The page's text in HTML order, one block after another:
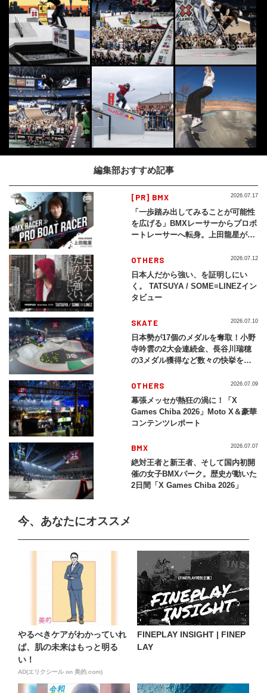
編集部おすすめ記事
[PR] BMX
「一歩踏み出してみることが可能性
を広げる」BMXレーサーからプロボ
ートレーサーへ転身。上田龍星が体
2026.07.17
OTHERS
日本人だから強い、を証明しにい
く。 TATSUYA / SOME≡LINEZイン
タビュー
2026.07.12
SKATE
日本勢が17個のメダルを奪取！小野
寺吟雲の2大会連続金、長谷川瑞穂
の3メダル獲得など数々の快挙をプ
2026」
2026.07.10
OTHERS
幕張メッセが熱狂の渦に！「X
Games Chiba 2026」Moto X＆豪華
コンテンツレポート
2026.07.09
BMX
絶対王者と新王者、そして国内初開
催の女子BMXパーク。歴史が動いた
2日間「X Games Chiba 2026」
2026.07.07
今、あなたにオススメ
やるべきケアがわかっていれ
ば、肌の未来はもっと明る
い！
AD(エリクシール on 美的.com)
FINEPLAY INSIGHT | FINEP
LAY